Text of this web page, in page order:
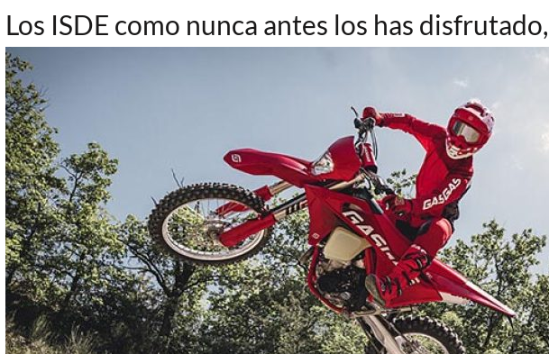
Los ISDE como nunca antes los has